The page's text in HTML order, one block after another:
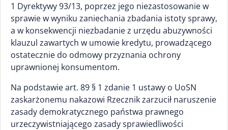
1 Dyrektywy 93/13, poprzez jego niezastosowanie w
sprawie w wyniku zaniechania zbadania istoty sprawy,
a w konsekwencji niezbadanie z urzędu abuzywności
klauzul zawartych w umowie kredytu, prowadzącego
ostatecznie do odmowy przyznania ochrony
uprawnionej konsumentom.
Na podstawie art. 89 § 1 zdanie 1 ustawy o UoSN
zaskarżonemu nakazowi Rzecznik zarzucił naruszenie
zasady demokratycznego państwa prawnego
urzeczywistniającego zasady sprawiedliwości